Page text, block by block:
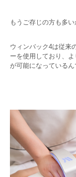
もうご存じの方も多い
ウィンバック4は従来
ーを使用しており、
が可能になっているん